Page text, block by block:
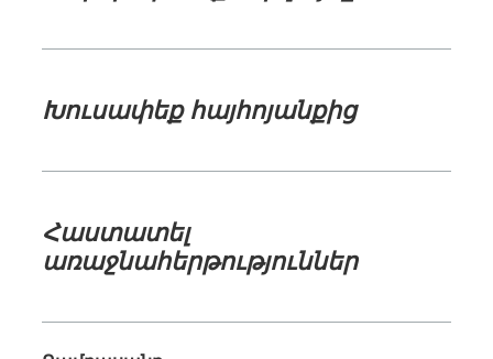
Խուսափեք հայհոյանքից
Հաստատել
առաջնահերթություններ